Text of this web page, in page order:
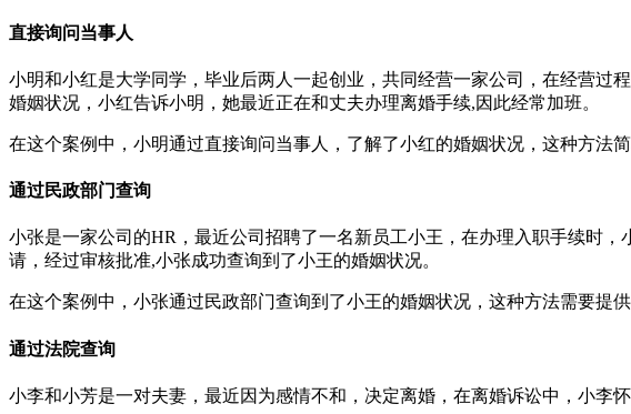
直接询问当事人
小明和小红是大学同学，毕业后两人一起创业，共同经营一家公司，在经营过
婚姻状况，小红告诉小明，她最近正在和丈夫办理离婚手续,因此经常加班。
在这个案例中，小明通过直接询问当事人，了解了小红的婚姻状况，这种方法
通过民政部门查询
小张是一家公司的HR，最近公司招聘了一名新员工小王，在办理入职手续时
请，经过审核批准,小张成功查询到了小王的婚姻状况。
在这个案例中，小张通过民政部门查询到了小王的婚姻状况，这种方法需要提
通过法院查询
小李和小芳是一对夫妻，最近因为感情不和，决定离婚，在离婚诉讼中，小李